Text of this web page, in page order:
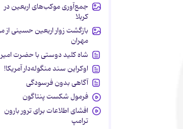
جمع‌آوری موکب‌های اربعین در
کربلا
بازگشت زوار اربعین حسینی از
مهران
شاه کلید دوستی با حضرت امیر
اوکراین سند منگوله‌دار آمریکا!
آگاهی بدون فرسودگی
فرمول شکست پنتاگون
افشای اطلاعات برای ترور بارون
ترامپ